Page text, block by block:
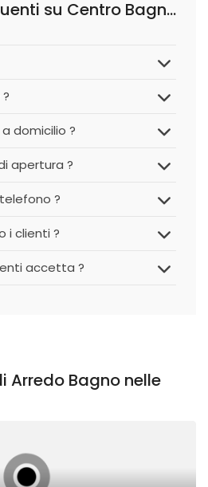
Domande Frequenti su Centro Bagno di Amato Salvatore
domicilio ?
apertura ?
?
i clienti ?
accetta ?
Arredo Bagno nelle